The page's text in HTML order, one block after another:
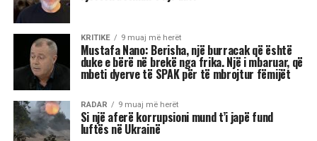
konsiderohen më xheloze:
Akrepi
I njohur për intensitetin e tij emocional, akrepi
shpesh konkurron në heshtje. Kur ndjen se është
tejkaluar, mund të mbajë mëri dhe të tërhiqet
nga të tjerët.